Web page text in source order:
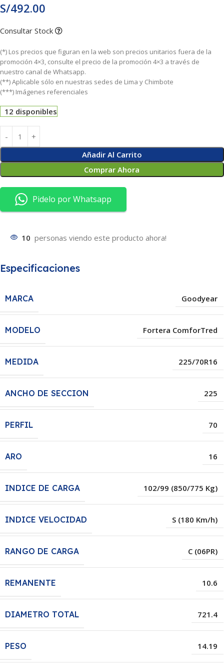
S/492.00
Consultar Stock
(*) Los precios que figuran en la web son precios unitarios fuera de la
promoción 4×3, consulte el precio de la promoción 4×3 a través de
nuestro canal de Whatsapp.
(**) Aplicable sólo en nuestras sedes de Lima y Chimbote
(***) Imágenes referenciales
12 disponibles
Añadir Al Carrito
Comprar Ahora
Pidelo por Whatsapp
10 personas viendo este producto ahora!
Especificaciones
MARCA Goodyear
MODELO Fortera ComforTred
MEDIDA 225/70R16
ANCHO DE SECCION 225
PERFIL 70
ARO 16
INDICE DE CARGA 102/99 (850/775 Kg)
INDICE VELOCIDAD S (180 Km/h)
RANGO DE CARGA C (06PR)
REMANENTE 10.6
DIAMETRO TOTAL 721.4
PESO 14.19